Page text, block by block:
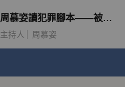
給予大量金錢？
周慕姿讀犯罪腳本——被惡魔追逐的人
主持人 周慕姿